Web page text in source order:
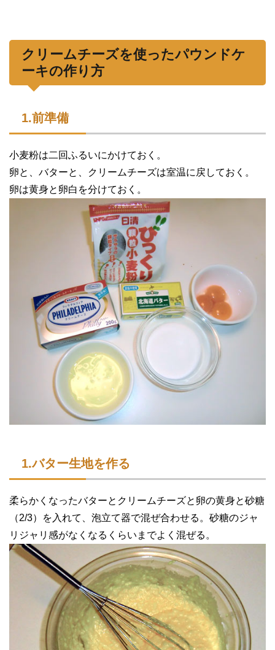
クリームチーズを使ったパウンドケ
ーキの作り方
1.前準備
小麦粉は二回ふるいにかけておく。
卵と、バターと、クリームチーズは室温に戻しておく。
卵は黄身と卵白を分けておく。
1.バター生地を作る
柔らかくなったバターとクリームチーズと卵の黄身と砂糖
（2/3）を入れて、泡立て器で混ぜ合わせる。砂糖のジャ
リジャリ感がなくなるくらいまでよく混ぜる。